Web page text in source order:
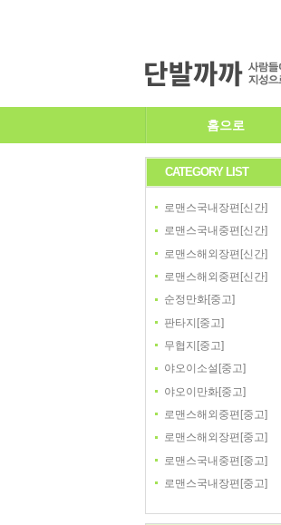
홈으로
CATEGORY LIST
로맨스국내장편[신간]
로맨스국내중편[신간]
로맨스해외장편[신간]
로맨스해외중편[신간]
순정만화[중고]
판타지[중고]
무협지[중고]
야오이소설[중고]
야오이만화[중고]
로맨스해외중편[중고]
로맨스해외장편[중고]
로맨스국내중편[중고]
로맨스국내장편[중고]